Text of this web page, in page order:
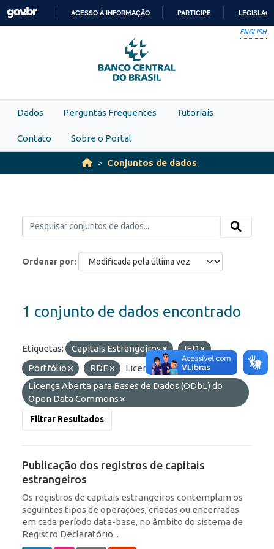
Skip to main content
PARA
O
CONTEÚDO
ACESSO À INFORMAÇÃO PARTICIPE
ENGLISH
Dados Perguntas Frequentes Tutoriais
Contato Sobre o Portal
Conjuntos de dados
Ordenar por
1 conjunto de dados encontrado
Etiquetas: Capitais Estrangeiros
IED
Portfólio
RDE
Licenças:
Licença Aberta para Bases de Dados (ODbL) do
Open Data Commons
Filtrar Resultados
Publicação dos registros de capitais
estrangeiros
Os registros de capitais estrangeiros contemplam os
seguintes tipos de operações, criadas ou encerradas
em cada período data-base, no âmbito do sistema de
Registro Declaratório...